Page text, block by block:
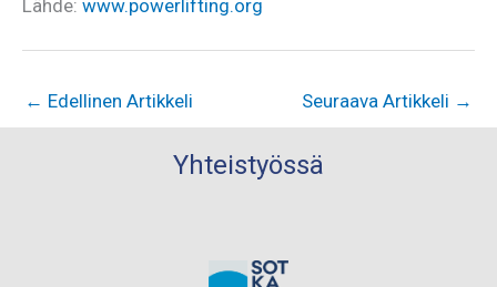
Lähde: www.powerlifting.org
← Edellinen Artikkeli Seuraava Artikkeli →
Yhteistyössä